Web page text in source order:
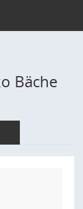
Bäche